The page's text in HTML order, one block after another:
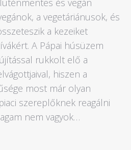
és vegán
a vegetáriánusok, és
a kezeiket
A Pápai húsüzem
rukkolt elő a
hiszen a
most már olyan
szereplőknek reagálni
nem vagyok…